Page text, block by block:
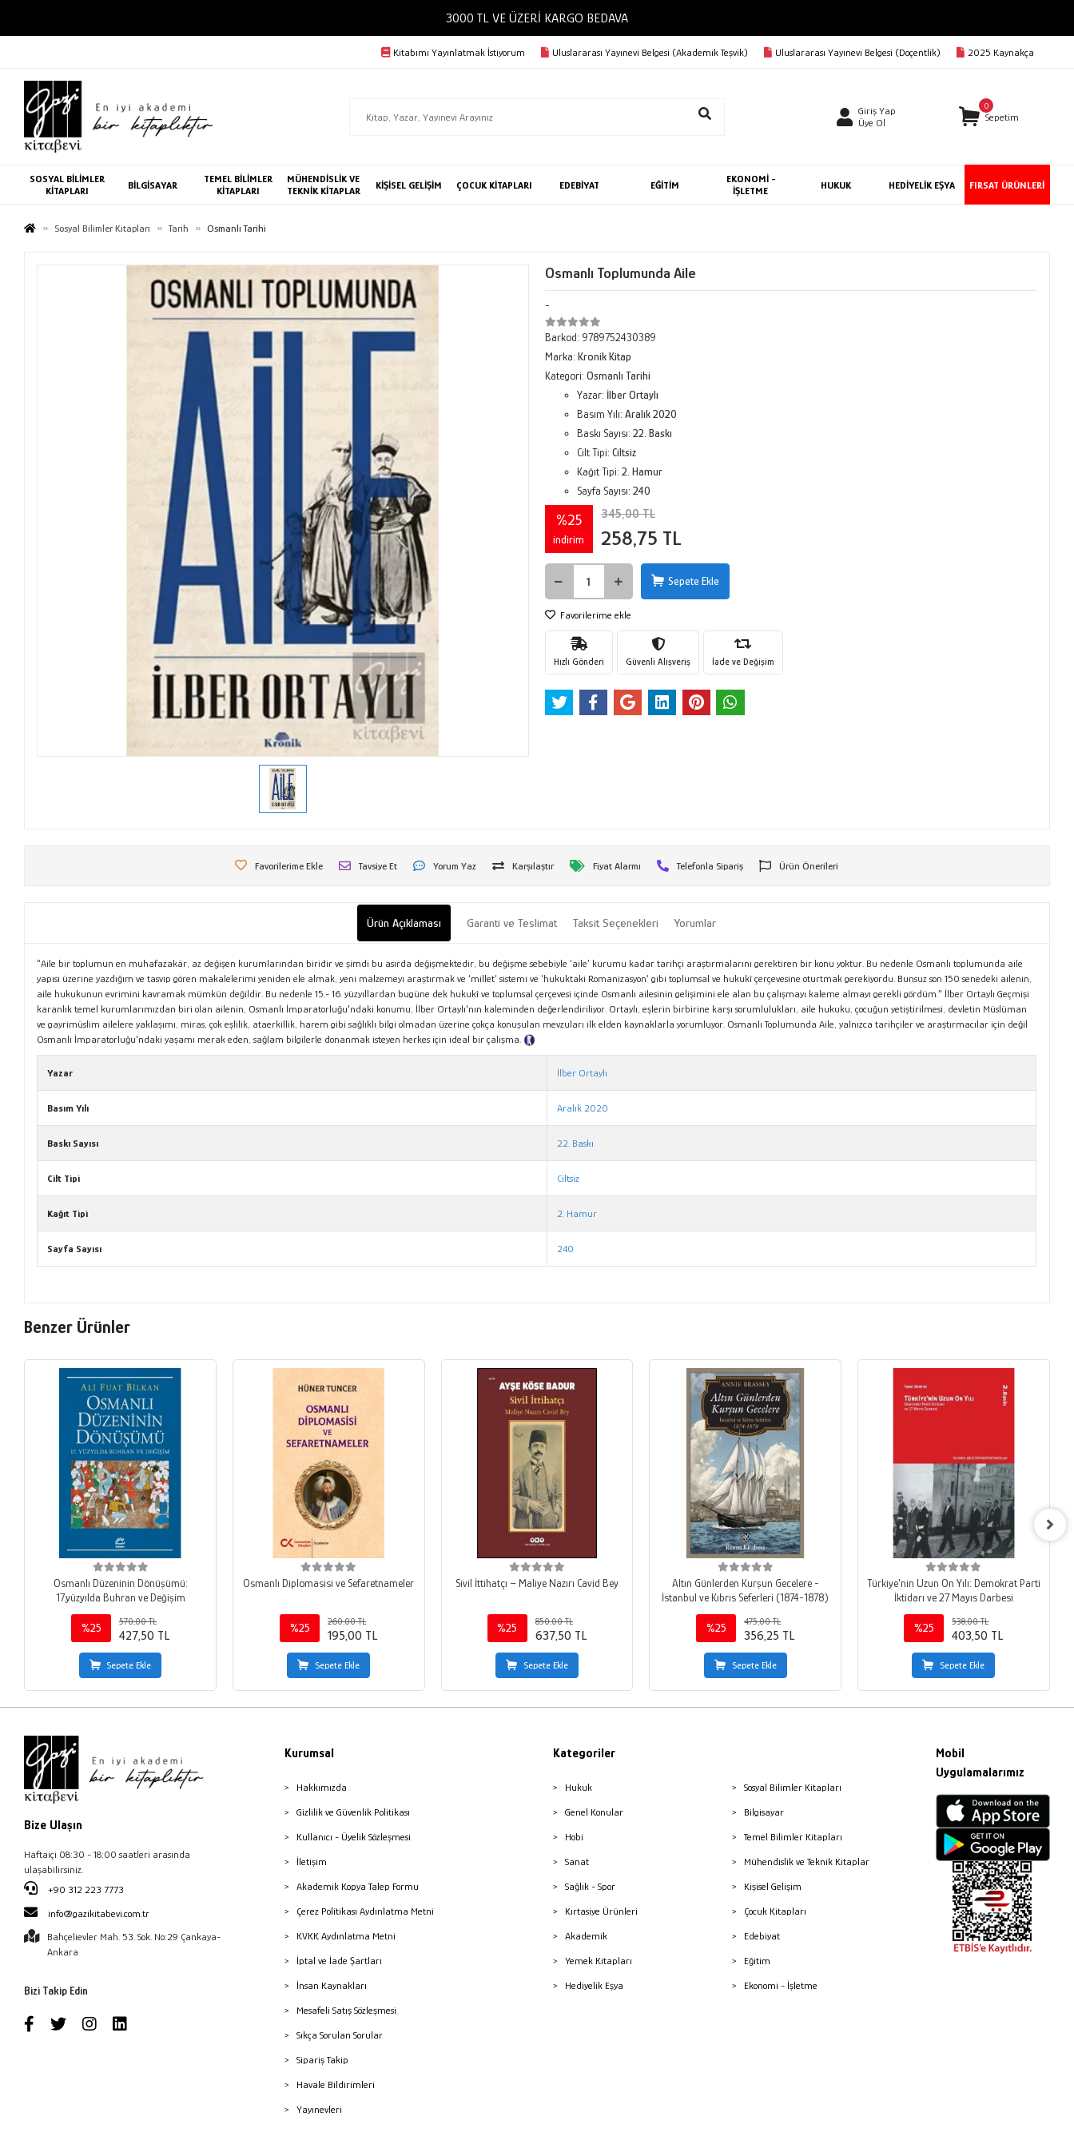
3000 TL VE ÜZERİ KARGO BEDAVA
Kitabımı Yayınlatmak İstiyorum Uluslararası Yayınevi Belgesi (Akademik Teşvik) Uluslararası Yayınevi Belgesi (Doçentlik) 2025 Kaynakça
Giriş Yap
Üye Ol
0
Sepetim
SOSYAL BİLİMLER
KİTAPLARI
BİLGİSAYAR
TEMEL BİLİMLER
KİTAPLARI
MÜHENDİSLİK VE
TEKNİK KİTAPLAR
KİŞİSEL GELİŞİM ÇOCUK KİTAPLARI EDEBİYAT EĞİTİM
EKONOMİ -
İŞLETME
HUKUK HEDİYELİK EŞYA FIRSAT ÜRÜNLERİ
Sosyal Bilimler Kitapları Tarih Osmanlı Tarihi
Osmanlı Toplumunda Aile
-
Barkod: 9789752430389
Marka: Kronik Kitap
Kategori: Osmanlı Tarihi
Yazar: İlber Ortaylı
Basım Yılı: Aralık 2020
Baskı Sayısı: 22. Baskı
Cilt Tipi: Ciltsiz
Kağıt Tipi: 2. Hamur
Sayfa Sayısı: 240
%25
indirim
345,00 TL
258,75 TL
Sepete Ekle
Favorilerime ekle
Hızlı Gönderi Güvenli Alışveriş İade ve Değişim
Favorilerime Ekle Tavsiye Et Yorum Yaz Karşılaştır Fiyat Alarmı Telefonla Sipariş Ürün Önerileri
Ürün Açıklaması Garanti ve Teslimat Taksit Seçenekleri Yorumlar
“Aile bir toplumun en muhafazakâr, az değişen kurumlarından biridir ve şimdi bu asırda değişmektedir, bu değişme sebebiyle ‘aile’ kurumu kadar tarihçi araştırmalarını gerektiren bir konu yoktur. Bu nedenle Osmanlı toplumunda aile
yapısı üzerine yazdığım ve tasvip gören makalelerimi yeniden ele almak, yeni malzemeyi araştırmak ve ‘millet’ sistemi ve ‘hukuktaki Romanizasyon’ gibi toplumsal ve hukukî çerçevesine oturtmak gerekiyordu. Bunsuz son 150 senedeki ailenin,
aile hukukunun evrimini kavramak mümkün değildir. Bu nedenle 15.- 16. yüzyıllardan bugüne dek hukukî ve toplumsal çerçevesi içinde Osmanlı ailesinin gelişimini ele alan bu çalışmayı kaleme almayı gerekli gördüm.” İlber Ortaylı Geçmişi
karanlık temel kurumlarımızdan biri olan ailenin, Osmanlı İmparatorluğu'ndaki konumu, İlber Ortaylı'nın kaleminden değerlendiriliyor. Ortaylı, eşlerin birbirine karşı sorumlulukları, aile hukuku, çocuğun yetiştirilmesi, devletin Müslüman
ve gayrimüslim ailelere yaklaşımı, miras, çok eşlilik, ataerkillik, harem gibi sağlıklı bilgi olmadan üzerine çokça konuşulan mevzuları ilk elden kaynaklarla yorumluyor. Osmanlı Toplumunda Aile, yalnızca tarihçiler ve araştırmacılar için değil
Osmanlı İmparatorluğu'ndaki yaşamı merak eden, sağlam bilgilerle donanmak isteyen herkes için ideal bir çalışma.
Yazar İlber Ortaylı
Basım Yılı Aralık 2020
Baskı Sayısı 22. Baskı
Cilt Tipi Ciltsiz
Kağıt Tipi 2. Hamur
Sayfa Sayısı 240
Benzer Ürünler
Osmanlı Düzeninin Dönüşümü:
17.yüzyılda Buhran ve Değişim
%25
570,00 TL
427,50 TL
Sepete Ekle
Osmanlı Diplomasisi ve Sefaretnameler
%25
260,00 TL
195,00 TL
Sepete Ekle
Sivil İttihatçı – Maliye Nazırı Cavid Bey
%25
850,00 TL
637,50 TL
Sepete Ekle
Altın Günlerden Kurşun Gecelere -
İstanbul ve Kıbrıs Seferleri (1874-1878)
%25
475,00 TL
356,25 TL
Sepete Ekle
Türkiye'nin Uzun On Yılı: Demokrat Parti
İktidarı ve 27 Mayıs Darbesi
%25
538,00 TL
403,50 TL
Sepete Ekle
Bize Ulaşın
Haftaiçi 08:30 - 18:00 saatleri arasında
ulaşabilirsiniz.
+90 312 223 7773
info@gazikitabevi.com.tr
Bahçelievler Mah. 53. Sok. No:29 Çankaya-
Ankara
Bizi Takip Edin
Kurumsal
Hakkımızda
Gizlilik ve Güvenlik Politikası
Kullanıcı - Üyelik Sözleşmesi
İletişim
Akademik Kopya Talep Formu
Çerez Politikası Aydınlatma Metni
KVKK Aydınlatma Metni
İptal ve İade Şartları
İnsan Kaynakları
Mesafeli Satış Sözleşmesi
Sıkça Sorulan Sorular
Sipariş Takip
Havale Bildirimleri
Yayınevleri
Kategoriler
Hukuk
Genel Konular
Hobi
Sanat
Sağlık - Spor
Kırtasiye Ürünleri
Akademik
Yemek Kitapları
Hediyelik Eşya
Sosyal Bilimler Kitapları
Bilgisayar
Temel Bilimler Kitapları
Mühendislik ve Teknik Kitaplar
Kişisel Gelişim
Çocuk Kitapları
Edebiyat
Eğitim
Ekonomi - İşletme
Mobil
Uygulamalarımız